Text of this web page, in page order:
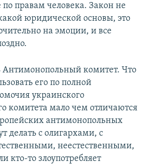
правам человека. Закон не
юридической основы, это
на эмоции, и все
Антимонопольный комитет. Что
его по полной
украинского
комитета мало чем отличаются
антимонопольных
делать с олигархами, с
неестественными,
кто-то злоупотребляет